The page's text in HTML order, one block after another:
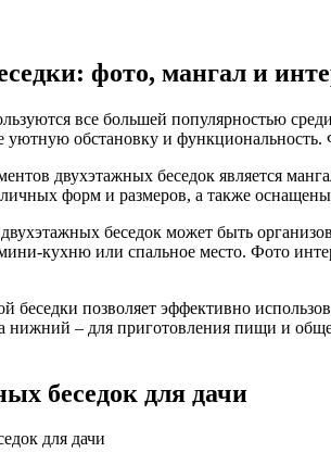
фото, мангал и
все большей популярностью
уютную обстановку и
двухэтажных беседок является
форм и размеров, а также
беседок может быть
кухню или спальное место. Фото
беседки позволяет эффективно
нижний – для приготовления пищи и
беседок для дачи